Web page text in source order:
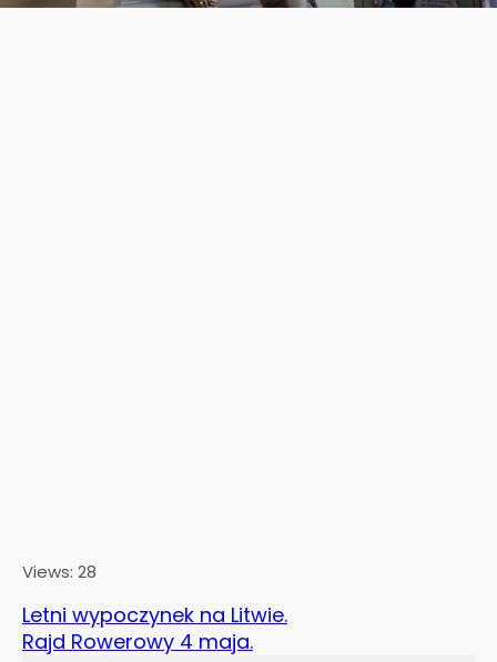
Views: 28
Letni wypoczynek na Litwie.
Rajd Rowerowy 4 maja.